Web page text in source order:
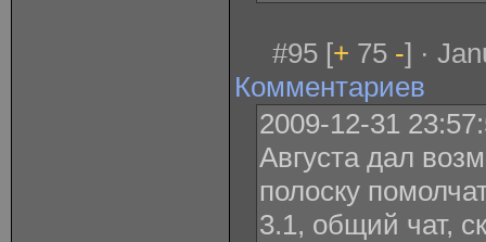
#95 [+ 75 -] ·
Комментариев
2009-12-31
Августа дал
полоску
3.1, общий чат,